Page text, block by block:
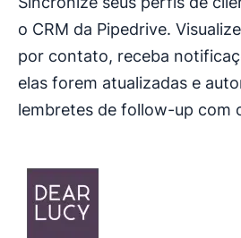
o CRM da Pipedrive.
por contato, receba
elas forem atualizadas e
lembretes de follow-up com